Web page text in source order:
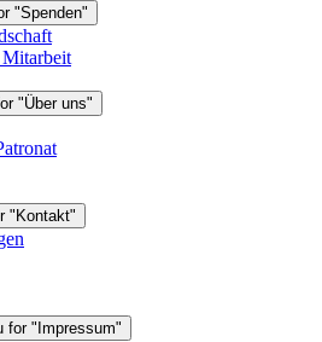
"Spenden"
"Über uns"
"Kontakt"
for "Impressum"